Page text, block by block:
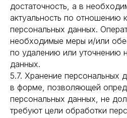
достаточность, а в
актуальность по отношению
персональных данных.
необходимые меры и/или
по удалению или уточнению
данных.
5.7. Хранение персональных
в форме, позволяющей
персональных данных, не
требуют цели обработки